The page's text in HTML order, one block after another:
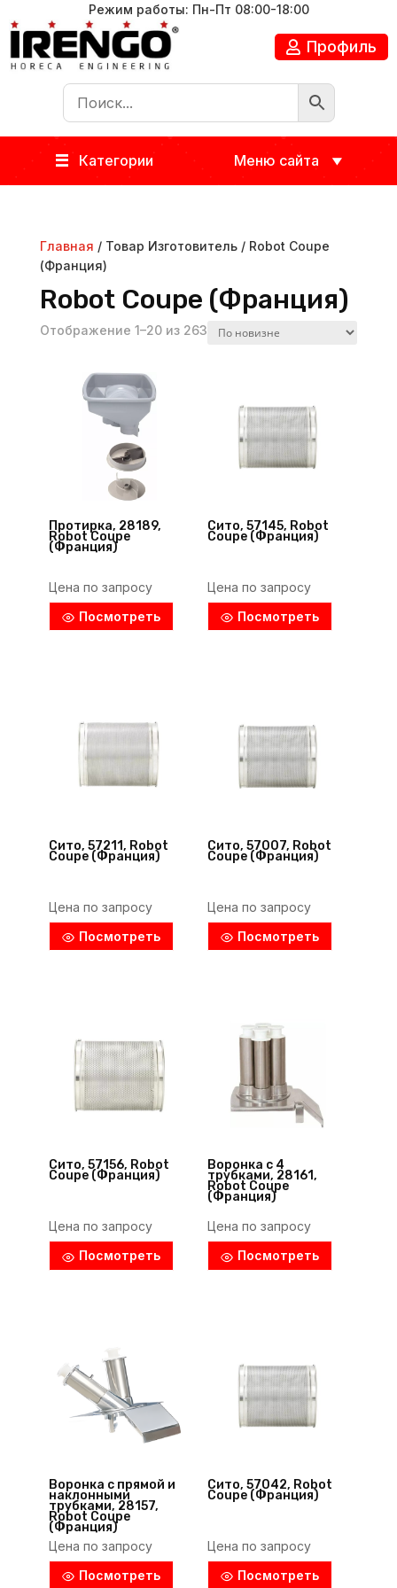
Режим работы: Пн-Пт 08:00-18:00
Профиль
Категории Меню сайта
Главная / Товар Изготовитель / Robot Coupe
(Франция)
Robot Coupe (Франция)
Отображение 1–20 из 263
Протирка, 28189,
Robot Coupe
(Франция)
Цена по запросу
Посмотреть
Сито, 57145, Robot
Coupe (Франция)
Цена по запросу
Посмотреть
Сито, 57211, Robot
Coupe (Франция)
Цена по запросу
Посмотреть
Сито, 57007, Robot
Coupe (Франция)
Цена по запросу
Посмотреть
Сито, 57156, Robot
Coupe (Франция)
Цена по запросу
Посмотреть
Воронка с 4
трубками, 28161,
Robot Coupe
(Франция)
Цена по запросу
Посмотреть
Воронка с прямой и
наклонными
трубками, 28157,
Robot Coupe
(Франция)
Цена по запросу
Посмотреть
Сито, 57042, Robot
Coupe (Франция)
Цена по запросу
Посмотреть